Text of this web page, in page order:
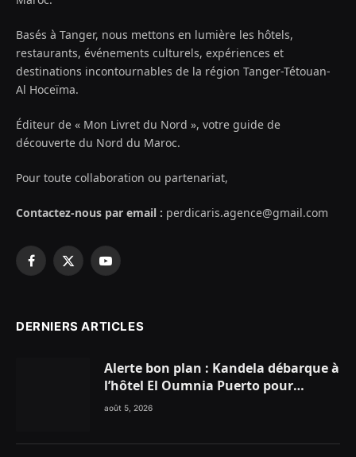
Basés à Tanger, nous mettons en lumière les hôtels,
restaurants, événements culturels, expériences et
destinations incontournables de la région Tanger-Tétouan-
Al Hoceïma.
Éditeur de « Mon Livret du Nord », votre guide de
découverte du Nord du Maroc.
Pour toute collaboration ou partenariat,
Contactez-nous par email : perdicaris.agence@gmail.com
Facebook
X
YouTube
DERNIERS ARTICLES
Alerte bon plan : Kandela débarque à
l’hôtel El Oumnia Puerto pour
enflammer le Chiringuito Malibu
août 5, 2026